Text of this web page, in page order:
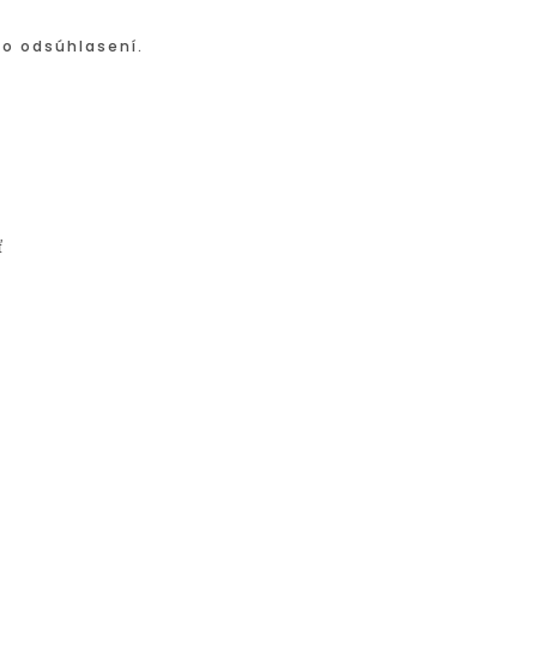
odsúhlasení.